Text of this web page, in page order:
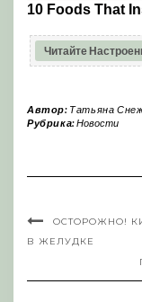
Читайте
Автор: Татьяна
Рубрика:Новости
ОСТОРОЖНО!
В ЖЕЛУДКЕ